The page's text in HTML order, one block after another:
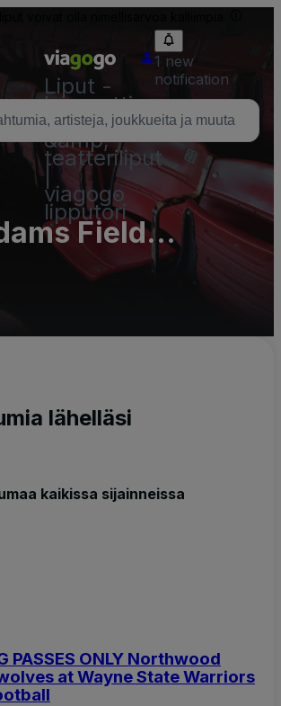
Liput -
konsertti,
urheilu
&amp;
teatteriliput
viagogo
lipputori
1 new
notification
Field
Lots
lähelläsi
kaikissa sijainneissa
PASSES ONLY Northwood
at Wayne State Warriors